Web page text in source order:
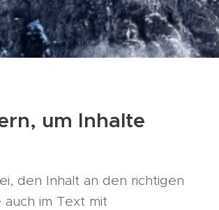
um Inhalte
den Inhalt an den richtigen
im Text mit